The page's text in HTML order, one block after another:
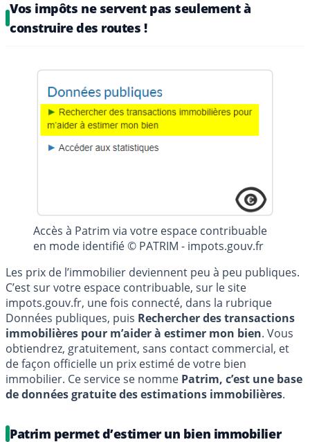
Vos impôts ne servent pas seulement à
construire des routes !
Accès à Patrim via votre espace contribuable
en mode identifié © PATRIM - impots.gouv.fr
Les prix de l’immobilier deviennent peu à peu publiques.
C’est sur votre espace contribuable, sur le site
impots.gouv.fr, une fois connecté, dans la rubrique
Données publiques, puis Rechercher des transactions
immobilières pour m’aider à estimer mon bien. Vous
obtiendrez, gratuitement, sans contact commercial, et
de façon officielle un prix estimé de votre bien
immobilier. Ce service se nomme Patrim, c’est une base
de données gratuite des estimations immobilières.
Patrim permet d’estimer un bien immobilier